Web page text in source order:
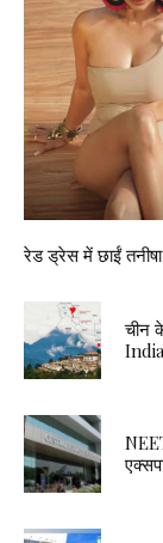
रेड ड्रेस में छाईं
चीन